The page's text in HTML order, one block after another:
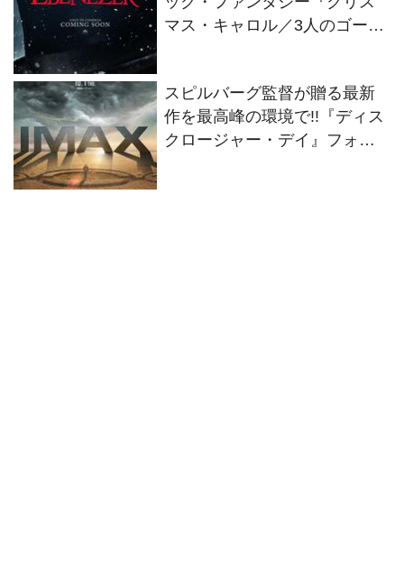
マス・キャロル／3人のゴース
スピルバーグ監督が贈る最新
作を最高峰の環境で!!『ディス
クロージャー・デイ』フォー